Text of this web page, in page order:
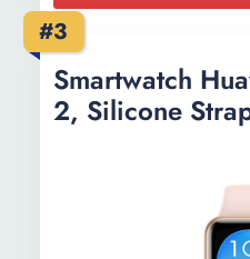
Dimensiune
display:
Stil display:
Rotund
524
#3
Smartwatch
2, Silicone